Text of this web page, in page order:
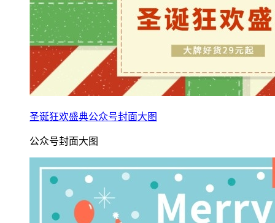
圣诞狂欢盛典公众号封面大图
公众号封面大图